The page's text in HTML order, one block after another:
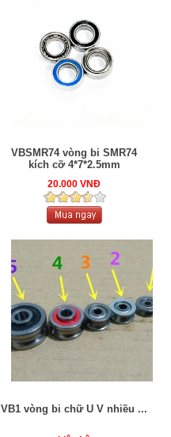
VBSMR74 vòng bi SMR74
kích cỡ 4*7*2.5mm
20.000 VNĐ
VB1 vòng bi chữ U V nhiều ...